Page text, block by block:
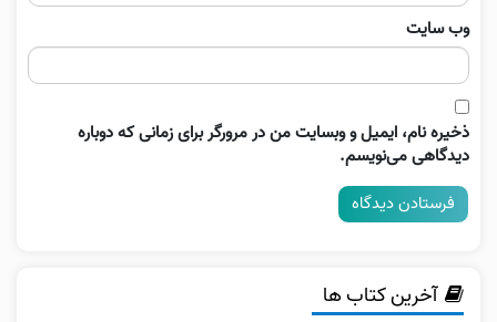
وب‌ سایت
ذخیره نام، ایمیل و وبسایت من در مرورگر برای زمانی که دوباره
دیدگاهی می‌نویسم.
آخرین کتاب ها